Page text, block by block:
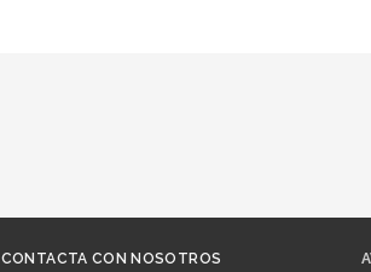
CONTACTA CON NOSOTROS